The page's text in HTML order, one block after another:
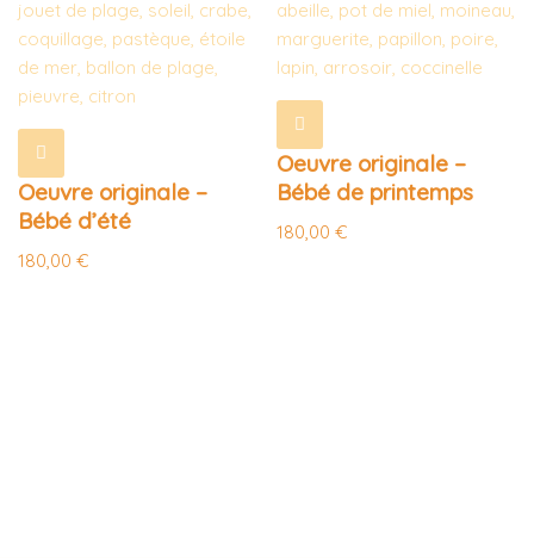
Oeuvre originale –
Bébé d’été
180,00 €
Oeuvre originale –
Bébé de printemps
180,00€